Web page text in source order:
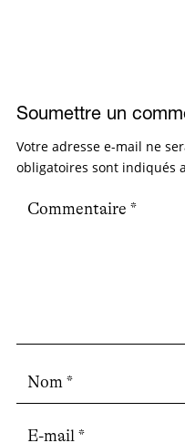
Soumettre un
Votre adresse e-mail ne
obligatoires sont indiqués